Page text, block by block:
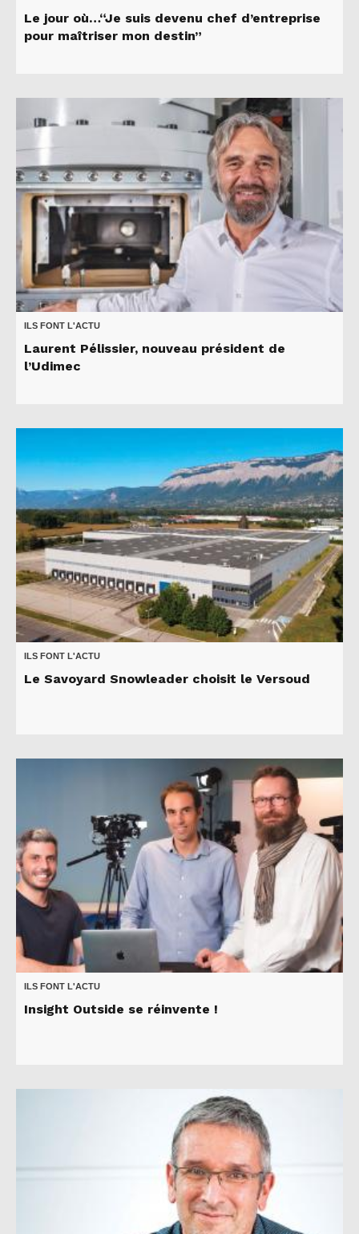
Le jour où…“Je suis devenu chef d’entreprise
pour maîtriser mon destin”
ILS FONT L'ACTU
Laurent Pélissier, nouveau président de
l’Udimec
ILS FONT L'ACTU
Le Savoyard Snowleader choisit le Versoud
ILS FONT L'ACTU
Insight Outside se réinvente !